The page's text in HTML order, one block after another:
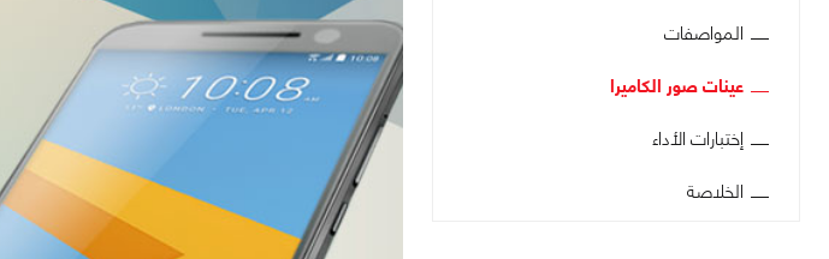
المواصفات
عينات صور الكاميرا
إختبارات الأداء
الخلاصة